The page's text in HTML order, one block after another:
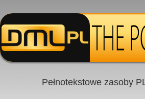
Pełnotekstowe zasoby